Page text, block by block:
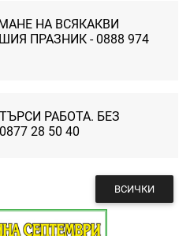
НА ВСЯКАКВИ
ПРАЗНИК - 0888 974
РАБОТА. БЕЗ
28 50 40
ВСИЧКИ